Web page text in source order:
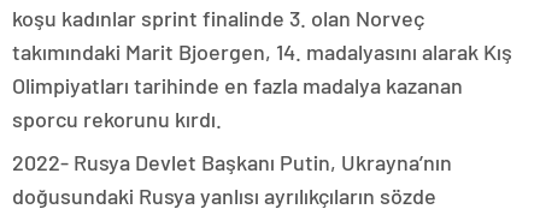
koşu kadınlar sprint finalinde 3. olan Norveç
takımındaki Marit Bjoergen, 14. madalyasını alarak Kış
Olimpiyatları tarihinde en fazla madalya kazanan
sporcu rekorunu kırdı.
2022- Rusya Devlet Başkanı Putin, Ukrayna’nın
doğusundaki Rusya yanlısı ayrılıkçıların sözde